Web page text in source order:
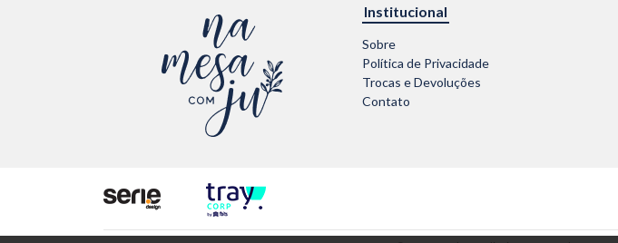
Institucional
Sobre
Política de Privacidade
Trocas e Devoluções
Contato